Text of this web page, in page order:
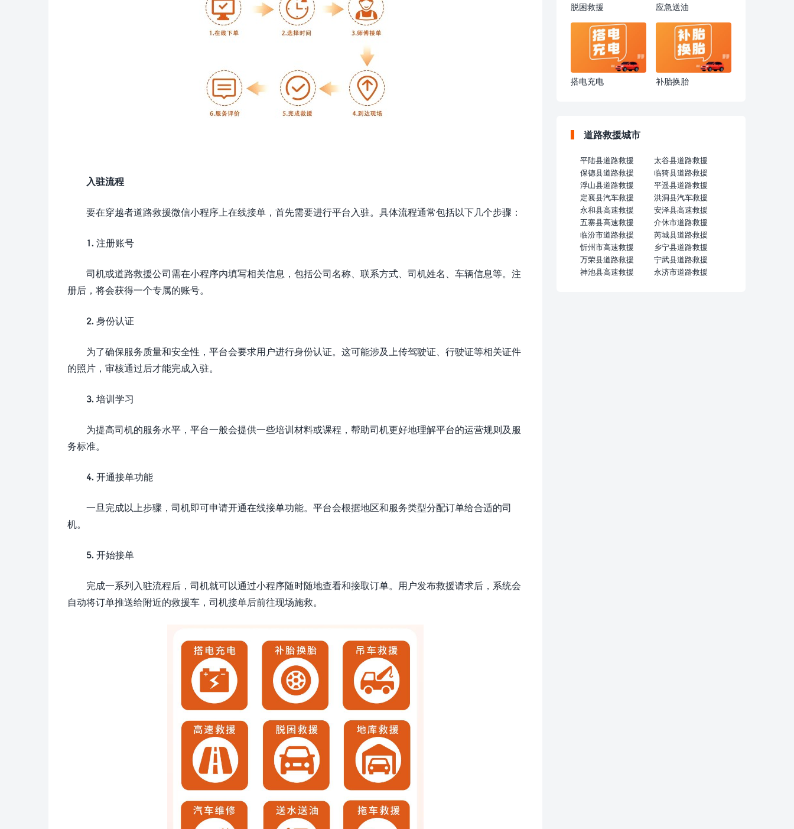
入驻流程
要在穿越者道路救援微信小程序上在线接单，首先需要进行平台入驻。具体流程通常包括以下几个步骤：
1. 注册账号
司机或道路救援公司需在小程序内填写相关信息，包括公司名称、联系方式、司机姓名、车辆信息等。注
册后，将会获得一个专属的账号。
2. 身份认证
为了确保服务质量和安全性，平台会要求用户进行身份认证。这可能涉及上传驾驶证、行驶证等相关证件
的照片，审核通过后才能完成入驻。
3. 培训学习
为提高司机的服务水平，平台一般会提供一些培训材料或课程，帮助司机更好地理解平台的运营规则及服
务标准。
4. 开通接单功能
一旦完成以上步骤，司机即可申请开通在线接单功能。平台会根据地区和服务类型分配订单给合适的司
机。
5. 开始接单
完成一系列入驻流程后，司机就可以通过小程序随时随地查看和接取订单。用户发布救援请求后，系统会
自动将订单推送给附近的救援车，司机接单后前往现场施救。
脱困救援 应急送油
搭电充电 补胎换胎
道路救援城市
平陆县道路救援
太谷县道路救援
保德县道路救援
临猗县道路救援
浮山县道路救援
平遥县道路救援
定襄县汽车救援
洪洞县汽车救援
永和县高速救援
安泽县高速救援
五寨县高速救援
介休市道路救援
临汾市道路救援
芮城县道路救援
忻州市高速救援
乡宁县道路救援
万荣县道路救援
宁武县道路救援
神池县高速救援
永济市道路救援